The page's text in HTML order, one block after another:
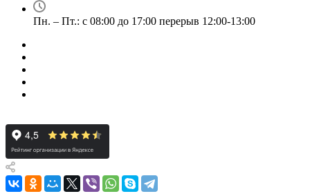
Пн. – Пт.: с 08:00 до 17:00 перерыв 12:00-13:00